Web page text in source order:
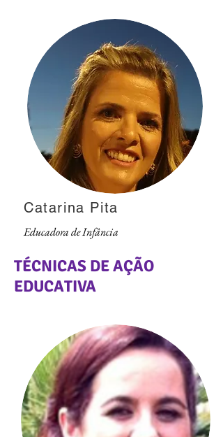
Catarina Pita
Educadora de Infância
TÉCNICAS DE AÇÃO
EDUCATIVA